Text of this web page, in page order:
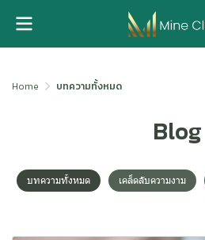
Home บทความทั้งหมด
Blog
บทความทั้งหมด เคล็ดลับความงาม